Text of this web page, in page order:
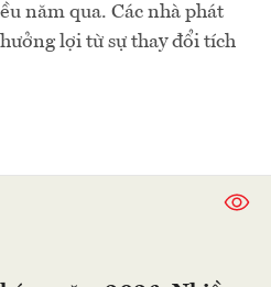
năm qua. Các nhà phát
lợi từ sự thay đổi tích